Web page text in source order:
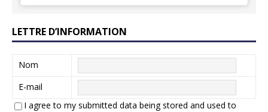
LETTRE D’INFORMATION
Nom
E-mail
I agree to my submitted data being stored and used to